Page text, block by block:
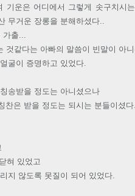
기운은 어디에서 그렇게 솟구치시
무거운 장롱을 분해하셨다..
가출...
것같다는 아빠의 말씀이 빈말이 아
굴이 증명하고 있었다.
송받을 정도는 아니셨으나
찬은 받을 정도는 되시는 분들이셨다
혀 있었고
지 않도록 못질이 되어 있었다.